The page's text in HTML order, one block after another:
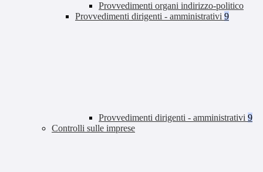
Provvedimenti organi indirizzo-politico
Provvedimenti dirigenti - amministrativi 9
Provvedimenti dirigenti - amministrativi 9
Controlli sulle imprese